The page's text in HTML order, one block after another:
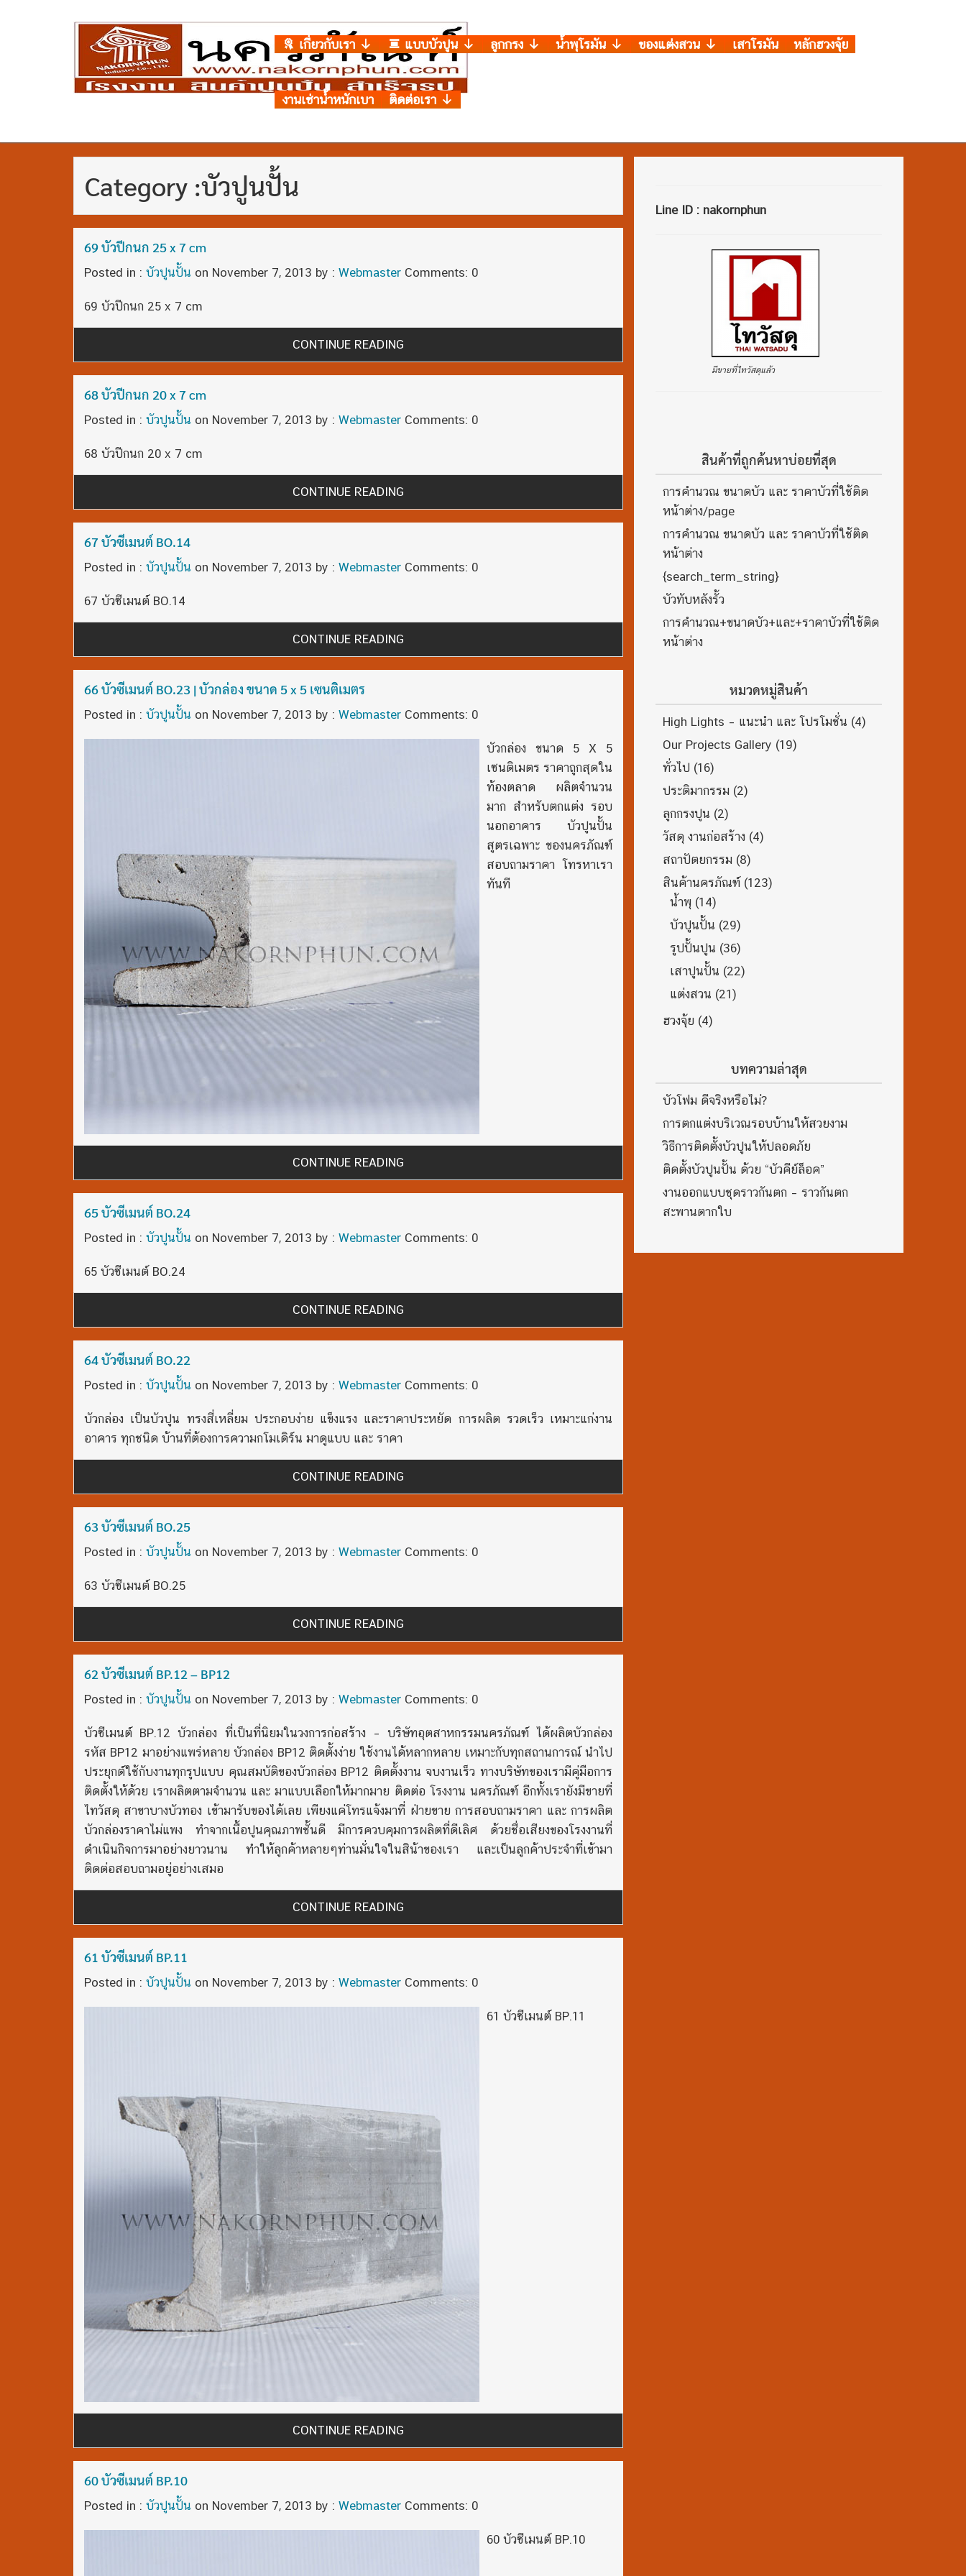
เกี่ยวกับเรา แบบบัวปูน ลูกกรง น้ำพุโรมัน ของแต่งสวน เสาโรมัน หลักฮวงจุ้ย
งานเช่าน้ำหนักเบา ติดต่อเรา
Category :บัวปูนปั้น
69 บัวปีกนก 25 x 7 cm
Posted in : บัวปูนปั้น on November 7, 2013 by : Webmaster Comments: 0
69 บัวปีกนก 25 x 7 cm
CONTINUE READING
68 บัวปีกนก 20 x 7 cm
Posted in : บัวปูนปั้น on November 7, 2013 by : Webmaster Comments: 0
68 บัวปีกนก 20 x 7 cm
CONTINUE READING
67 บัวซีเมนต์ BO.14
Posted in : บัวปูนปั้น on November 7, 2013 by : Webmaster Comments: 0
67 บัวซีเมนต์ BO.14
CONTINUE READING
66 บัวซีเมนต์ BO.23 | บัวกล่อง ขนาด 5 x 5 เซนติเมตร
Posted in : บัวปูนปั้น on November 7, 2013 by : Webmaster Comments: 0
บัวกล่อง ขนาด 5 X 5
เซนติเมตร ราคาถูกสุดใน
ท้องตลาด ผลิตจำนวน
มาก สำหรับตกแต่ง รอบ
นอกอาคาร บัวปูนปั้น
สูตรเฉพาะ ของนครภัณฑ์
สอบถามราคา โทรหาเรา
ทันที
CONTINUE READING
65 บัวซีเมนต์ BO.24
Posted in : บัวปูนปั้น on November 7, 2013 by : Webmaster Comments: 0
65 บัวซีเมนต์ BO.24
CONTINUE READING
64 บัวซีเมนต์ BO.22
Posted in : บัวปูนปั้น on November 7, 2013 by : Webmaster Comments: 0
บัวกล่อง เป็นบัวปูน ทรงสี่เหลี่ยม ประกอบง่าย แข็งแรง และราคาประหยัด การผลิต รวดเร็ว เหมาะแก่งาน
อาคาร ทุกชนิด บ้านที่ต้องการความกโมเดิร์น มาดูแบบ และ ราคา
CONTINUE READING
63 บัวซีเมนต์ BO.25
Posted in : บัวปูนปั้น on November 7, 2013 by : Webmaster Comments: 0
63 บัวซีเมนต์ BO.25
CONTINUE READING
62 บัวซีเมนต์ BP.12 – BP12
Posted in : บัวปูนปั้น on November 7, 2013 by : Webmaster Comments: 0
บัวซีเมนต์ BP.12 บัวกล่อง ที่เป็นที่นิยมในวงการก่อสร้าง – บริษัทอุตสาหกรรมนครภัณฑ์ ได้ผลิตบัวกล่อง
รหัส BP12 มาอย่างแพร่หลาย บัวกล่อง BP12 ติดตั้งง่าย ใช้งานได้หลากหลาย เหมาะกับทุกสถานการณ์ นำไป
ประยุกต์ใช้กับงานทุกรูปแบบ คุณสมบัติของบัวกล่อง BP12 ติดตั้งงาน จบงานเร็ว ทางบริษัทของเรามีคู่มือการ
ติดตั้งให้ด้วย เราผลิตตามจำนวน และ มาแบบเลือกให้มากมาย ติดต่อ โรงงาน นครภัณฑ์ อีกทั้งเรายังมีขายที่
ไทวัสดุ สาขาบางบัวทอง เข้ามารับของได้เลย เพียงแค่โทรแจ้งมาที่ ฝ่ายขาย การสอบถามราคา และ การผลิต
บัวกล่องราคาไม่แพง ทำจากเนื้อปูนคุณภาพชั้นดี มีการควบคุมการผลิตที่ดีเลิศ ด้วยชื่อเสียงของโรงงานที่
ดำเนินกิจการมาอย่างยาวนาน ทำให้ลูกค้าหลายๆท่านมั่นใจในสิน้าของเรา และเป็นลูกค้าประจำที่เข้ามา
ติดต่อสอบถามอยู่อย่างเสมอ
CONTINUE READING
61 บัวซีเมนต์ BP.11
Posted in : บัวปูนปั้น on November 7, 2013 by : Webmaster Comments: 0
61 บัวซีเมนต์ BP.11
CONTINUE READING
60 บัวซีเมนต์ BP.10
Posted in : บัวปูนปั้น on November 7, 2013 by : Webmaster Comments: 0
60 บัวซีเมนต์ BP.10
Line ID : nakornphun
มีขายที่ไทวัสดุแล้ว
สินค้าที่ถูกค้นหาบ่อยที่สุด
การคำนวณ ขนาดบัว และ ราคาบัวที่ใช้ติด
หน้าต่าง/page
การคำนวณ ขนาดบัว และ ราคาบัวที่ใช้ติด
หน้าต่าง
{search_term_string}
บัวทับหลังรั้ว
การคำนวณ+ขนาดบัว+และ+ราคาบัวที่ใช้ติด
หน้าต่าง
หมวดหมู่สินค้า
High Lights – แนะนำ และ โปรโมชั่น (4)
Our Projects Gallery (19)
ทั่วไป (16)
ประติมากรรม (2)
ลูกกรงปูน (2)
วัสดุ งานก่อสร้าง (4)
สถาปัตยกรรม (8)
สินค้านครภัณฑ์ (123)
น้ำพุ (14)
บัวปูนปั้น (29)
รูปปั้นปูน (36)
เสาปูนปั้น (22)
แต่งสวน (21)
ฮวงจุ้ย (4)
บทความล่าสุด
บัวโฟม ดีจริงหรือไม่?
การตกแต่งบริเวณรอบบ้านให้สวยงาม
วิธีการติดตั้งบัวปูนให้ปลอดภัย
ติดตั้งบัวปูนปั้น ด้วย “บัวคีย์ล็อค”
งานออกแบบชุดราวกันตก – ราวกันตก
สะพานตากใบ